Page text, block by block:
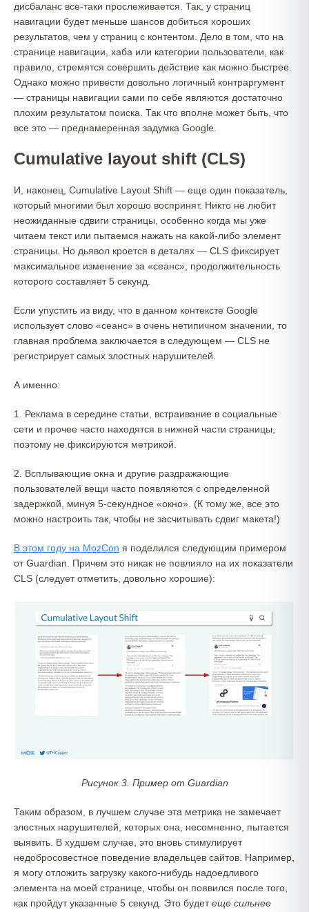
дисбаланс все-таки прослеживается. Так, у страниц
навигации будет меньше шансов добиться хороших
результатов, чем у страниц с контентом. Дело в том, что на
странице навигации, хаба или категории пользователи, как
правило, стремятся совершить действие как можно быстрее.
Однако можно привести довольно логичный контраргумент
— страницы навигации сами по себе являются достаточно
плохим результатом поиска. Так что вполне может быть, что
все это — преднамеренная задумка Google.
Cumulative layout shift (CLS)
И, наконец, Cumulative Layout Shift — еще один показатель,
который многими был хорошо воспринят. Никто не любит
неожиданные сдвиги страницы, особенно когда мы уже
читаем текст или пытаемся нажать на какой-либо элемент
страницы. Но дьявол кроется в деталях — CLS фиксирует
максимальное изменение за «сеанс», продолжительность
которого составляет 5 секунд.
Если упустить из виду, что в данном контексте Google
использует слово «сеанс» в очень нетипичном значении, то
главная проблема заключается в следующем — CLS не
регистрирует самых злостных нарушителей.
А именно:
1. Реклама в середине статьи, встраивание в социальные
сети и прочее часто находятся в нижней части страницы,
поэтому не фиксируются метрикой.
2. Всплывающие окна и другие раздражающие
пользователей вещи часто появляются с определенной
задержкой, минуя 5-секундное «окно». (К тому же, все это
можно настроить так, чтобы не засчитывать сдвиг макета!)
В этом году на MozCon я поделился следующим примером
от Guardian. Причем это никак не повлияло на их показатели
CLS (следует отметить, довольно хорошие):
Рисунок 3. Пример от Guardian
Таким образом, в лучшем случае эта метрика не замечает
злостных нарушителей, которых она, несомненно, пытается
выявить. В худшем случае, это вновь стимулирует
недобросовестное поведение владельцев сайтов. Например,
я могу отложить загрузку какого-нибудь надоедливого
элемента на моей странице, чтобы он появился после того,
как пройдут указанные 5 секунд. Это будетеще сильнее